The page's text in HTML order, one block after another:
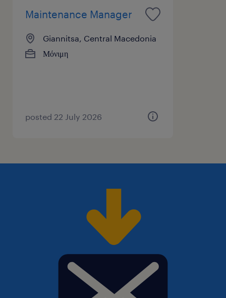
Maintenance Manager
Giannitsa, Central Macedonia
Μόνιμη
posted 22 July 2026